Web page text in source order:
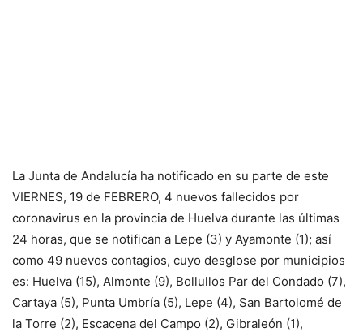
La Junta de Andalucía ha notificado en su parte de este
VIERNES, 19 de FEBRERO, 4 nuevos fallecidos por
coronavirus en la provincia de Huelva durante las últimas
24 horas, que se notifican a Lepe (3) y Ayamonte (1); así
como 49 nuevos contagios, cuyo desglose por municipios
es: Huelva (15), Almonte (9), Bollullos Par del Condado (7),
Cartaya (5), Punta Umbría (5), Lepe (4), San Bartolomé de
la Torre (2), Escacena del Campo (2), Gibraleón (1),